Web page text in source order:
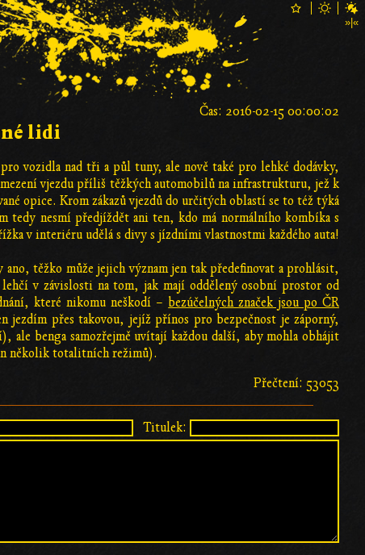
Čas: 2016-02-15 00:00:02
lidi
vozidla nad tři a půl tuny, ale nově také pro lehké dodávky,
vjezdu příliš těžkých automobilů na infrastrukturu, jež k
opice. Krom zákazů vjezdů do určitých oblastí se to též týká
tedy nesmí předjíždět ani ten, kdo má normálního kombíka s
v interiéru udělá s divy s jízdními vlastnostmi každého auta!
těžko může jejich význam jen tak předefinovat a prohlásit,
v závislosti na tom, jak mají oddělený osobní prostor od
které nikomu neškodí – bezúčelných značek jsou po ČR
jezdím přes takovou, jejíž přínos pro bezpečnost je záporný,
benga samozřejmě uvítají každou další, aby mohla obhájit
několik totalitních režimů).
Přečtení: 53053
Titulek: